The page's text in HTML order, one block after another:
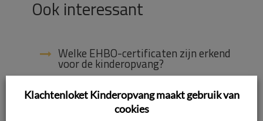
Ook interessant
Welke EHBO-certificaten zijn erkend
voor de kinderopvang?
Wat kan ik op de website zetten
over de externe klachtenregeling?
Klachtenloket Kinderopvang maakt gebruik van
cookies